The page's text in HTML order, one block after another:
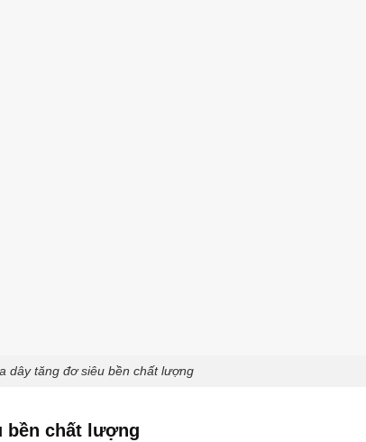
dây tăng đơ siêu bền chất lượng
bền chất lượng